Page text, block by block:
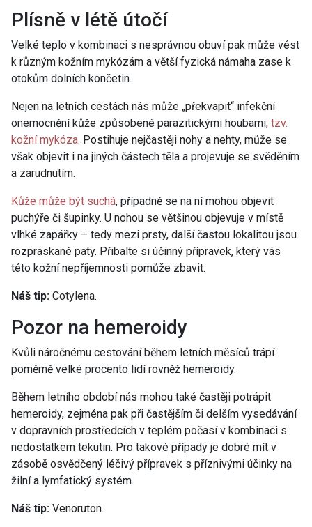
Plísně v létě útočí
Velké teplo v kombinaci s nesprávnou obuví pak může vést
k různým kožním mykózám a větší fyzická námaha zase k
otokům dolních končetin.
Nejen na letních cestách nás může „překvapit“ infekční
onemocnění kůže způsobené parazitickými houbami, tzv.
kožní mykóza. Postihuje nejčastěji nohy a nehty, může se
však objevit i na jiných částech těla a projevuje se svěděním
a zarudnutím.
Kůže může být suchá, případně se na ní mohou objevit
puchýře či šupinky. U nohou se většinou objevuje v místě
vlhké zapářky – tedy mezi prsty, další častou lokalitou jsou
rozpraskané paty. Přibalte si účinný přípravek, který vás
této kožní nepříjemnosti pomůže zbavit.
Náš tip: Cotylena.
Pozor na hemeroidy
Kvůli náročnému cestování během letních měsíců trápí
poměrně velké procento lidí rovněž hemeroidy.
Během letního období nás mohou také častěji potrápit
hemeroidy, zejména pak při častějším či delším vysedávání
v dopravních prostředcích v teplém počasí v kombinaci s
nedostatkem tekutin. Pro takové případy je dobré mít v
zásobě osvědčený léčivý přípravek s příznivými účinky na
žilní a lymfatický systém.
Náš tip: Venoruton.